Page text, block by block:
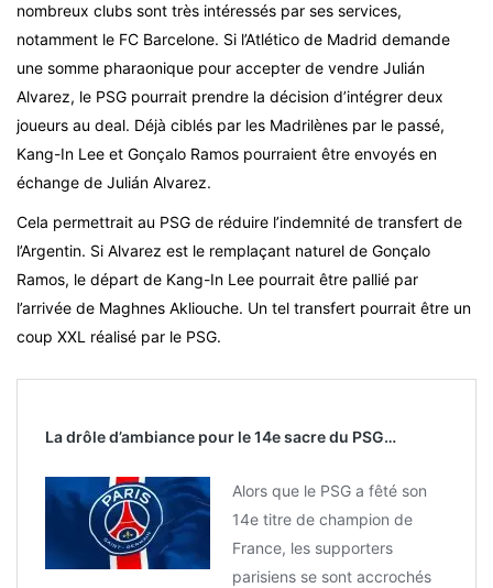
nombreux clubs sont très intéressés par ses services,
notamment le FC Barcelone. Si l’Atlético de Madrid demande
une somme pharaonique pour accepter de vendre Julián
Alvarez, le PSG pourrait prendre la décision d’intégrer deux
joueurs au deal. Déjà ciblés par les Madrilènes par le passé,
Kang-In Lee et Gonçalo Ramos pourraient être envoyés en
échange de Julián Alvarez.
Cela permettrait au PSG de réduire l’indemnité de transfert de
l’Argentin. Si Alvarez est le remplaçant naturel de Gonçalo
Ramos, le départ de Kang-In Lee pourrait être pallié par
l’arrivée de Maghnes Akliouche. Un tel transfert pourrait être un
coup XXL réalisé par le PSG.
La drôle d’ambiance pour le 14e sacre du PSG…
Alors que le PSG a fêté son
14e titre de champion de
France, les supporters
parisiens se sont accrochés